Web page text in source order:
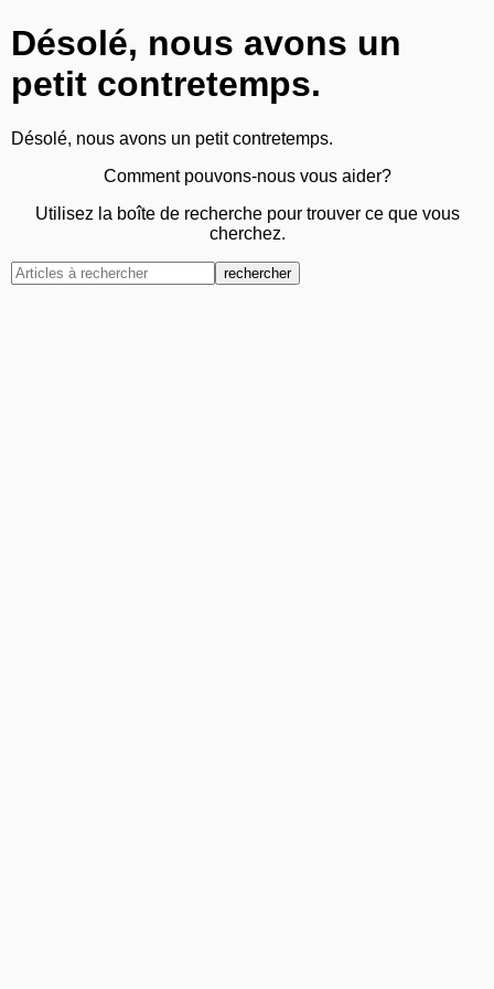
Désolé, nous avons un
petit contretemps.
Désolé, nous avons un petit contretemps.
Comment pouvons-nous vous aider?
Utilisez la boîte de recherche pour trouver ce que vous
cherchez.
rechercher